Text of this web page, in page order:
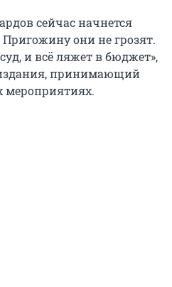
сейчас начнется
они не грозят.
и всё ляжет в бюджет»,
принимающий
мероприятиях.